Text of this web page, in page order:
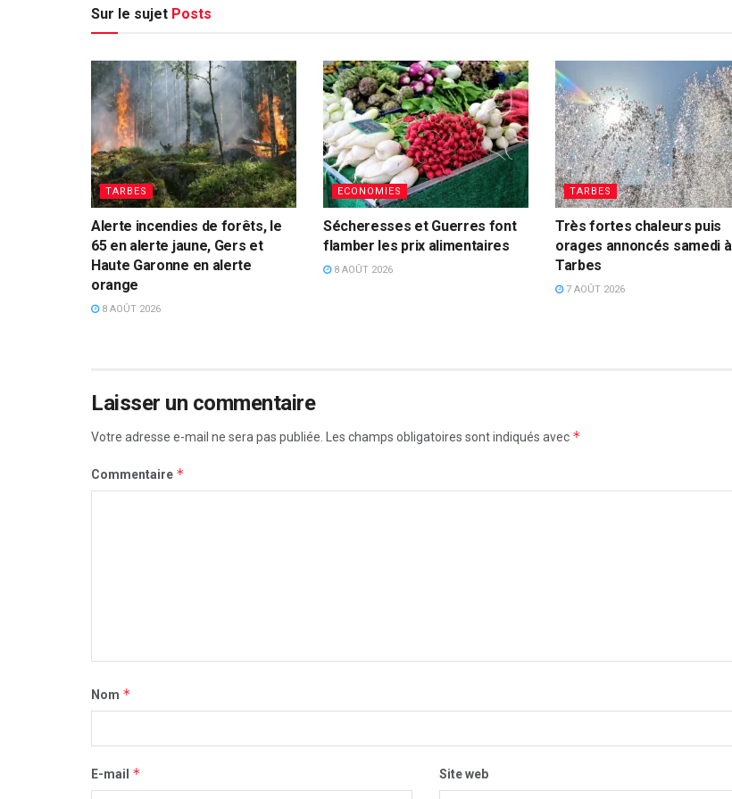
Sur le sujet Posts
TARBES
Alerte incendies de forêts, le
65 en alerte jaune, Gers et
Haute Garonne en alerte
orange
8 AOÛT 2026
ECONOMIES
Sécheresses et Guerres font
flamber les prix alimentaires
8 AOÛT 2026
TARBES
Très fortes chaleurs puis
orages annoncés samedi à
Tarbes
7 AOÛT 2026
Laisser un commentaire
Votre adresse e-mail ne sera pas publiée. Les champs obligatoires sont indiqués avec *
Commentaire *
Nom *
E-mail * Site web